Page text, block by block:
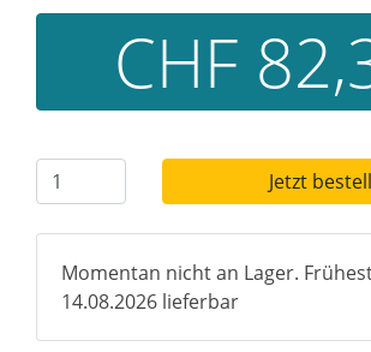
CHF
Jetzt
Momentan nicht an Lager.
14.08.2026 lieferbar